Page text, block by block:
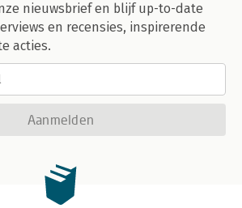
nieuwsbrief en blijf up-to-date
en recensies, inspirerende
acties.
Aanmelden